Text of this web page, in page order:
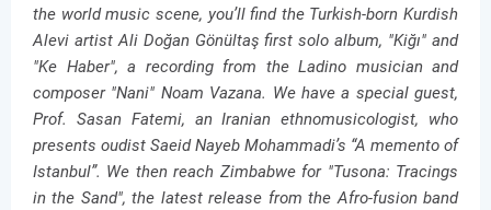
the world music scene, you’ll find the Turkish-born Kurdish
Alevi artist Ali Doğan Gönültaş first solo album, "Kiğı" and
"Ke Haber", a recording from the Ladino musician and
composer "Nani" Noam Vazana. We have a special guest,
Prof. Sasan Fatemi, an Iranian ethnomusicologist, who
presents oudist Saeid Nayeb Mohammadi’s “A memento of
Istanbul”. We then reach Zimbabwe for "Tusona: Tracings
in the Sand", the latest release from the Afro-fusion band